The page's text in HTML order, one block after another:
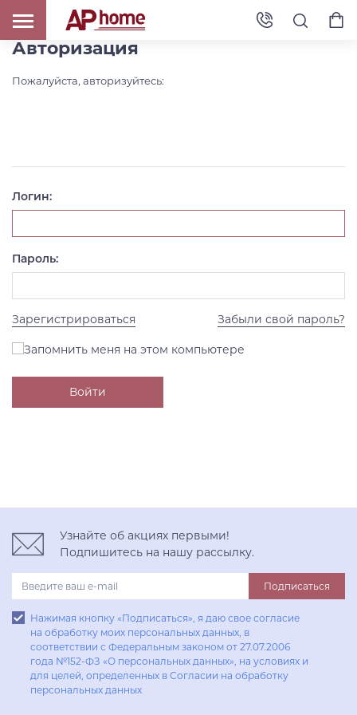
Авторизация
Пожалуйста, авторизуйтесь:
Логин:
Пароль:
Зарегистрироваться Забыли свой пароль?
Запомнить меня на этом компьютере
Узнайте об акциях первыми!
Подпишитесь на нашу рассылку.
Подписаться
Нажимая кнопку «Подписаться», я даю свое согласие
на обработку моих персональных данных, в
соответствии с Федеральным законом от 27.07.2006
года №152-ФЗ «О персональных данных», на условиях и
для целей, определенных в Согласии на обработку
персональных данных